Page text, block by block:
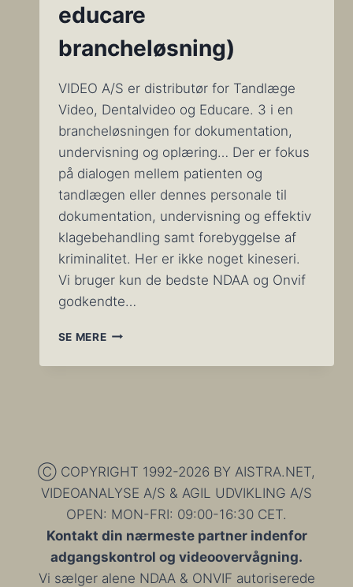
educare
brancheløsning)
VIDEO A/S er distributør for Tandlæge
Video, Dentalvideo og Educare. 3 i en
brancheløsningen for dokumentation,
undervisning og oplæring… Der er fokus
på dialogen mellem patienten og
tandlægen eller dennes personale til
dokumentation, undervisning og effektiv
klagebehandling samt forebyggelse af
kriminalitet. Her er ikke noget kineseri.
Vi bruger kun de bedste NDAA og Onvif
godkendte…
SE MERETANDLÆGE
(DENTALVIDEO
Ⓒ COPYRIGHT 1992-2026 BY AISTRA.NET,
VIDEOANALYSE A/S & AGIL UDVIKLING A/S
OPEN: MON-FRI: 09:00-16:30 CET.
Kontakt din nærmeste partner indenfor
adgangskontrol og videoovervågning.
Vi sælger alene NDAA & ONVIF autoriserede